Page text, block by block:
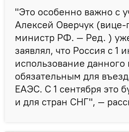
"Это особенно важно с
Алексей Оверчук
министр РФ. — Ред. )
заявлял, что Россия с 1
использование
обязательным для
ЕАЭС. С 1 сентября это
и для стран СНГ", —